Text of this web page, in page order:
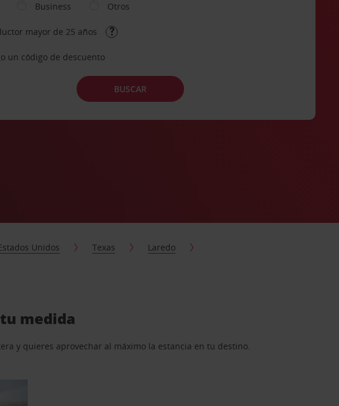
Business Otros
mayor de 25 años
un código de descuento
BUSCAR
Unidos Texas
Laredo
medida
y quieres aprovechar al máximo la estancia en tu destino.